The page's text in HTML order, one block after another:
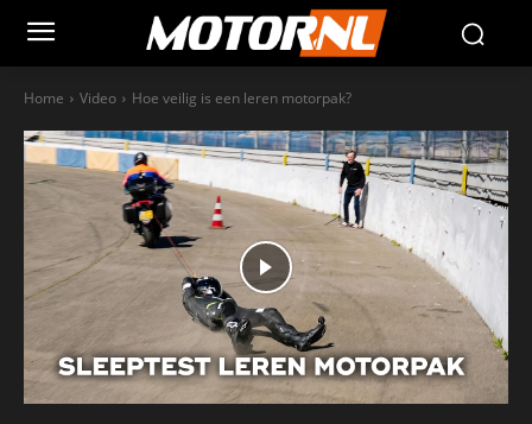
Home Video Hoe veilig is een leren motorpak?